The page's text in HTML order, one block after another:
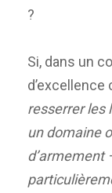
?
Si, dans un
d’excellence
resserrer les
un domaine
d’armement